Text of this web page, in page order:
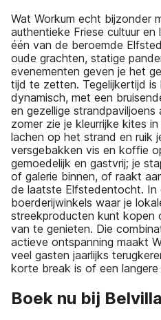
Wat Workum echt bijzonder
authentieke Friese cultuur
één van de beroemde
oude grachten, statige
evenementen geven je het
tijd te zetten. Tegelijkertijd
dynamisch, met een
en gezellige
zomer zie je kleurrijke kites
lachen op het strand en ruik
versgebakken vis en koffie
gemoedelijk en gastvrij; je
of galerie binnen, of raakt
de laatste Elfstedentocht. In
boerderijwinkels waar je
streekproducten kunt kopen
van te genieten. Die
actieve ontspanning maakt
veel gasten jaarlijks
korte break is of een
Boek nu bij